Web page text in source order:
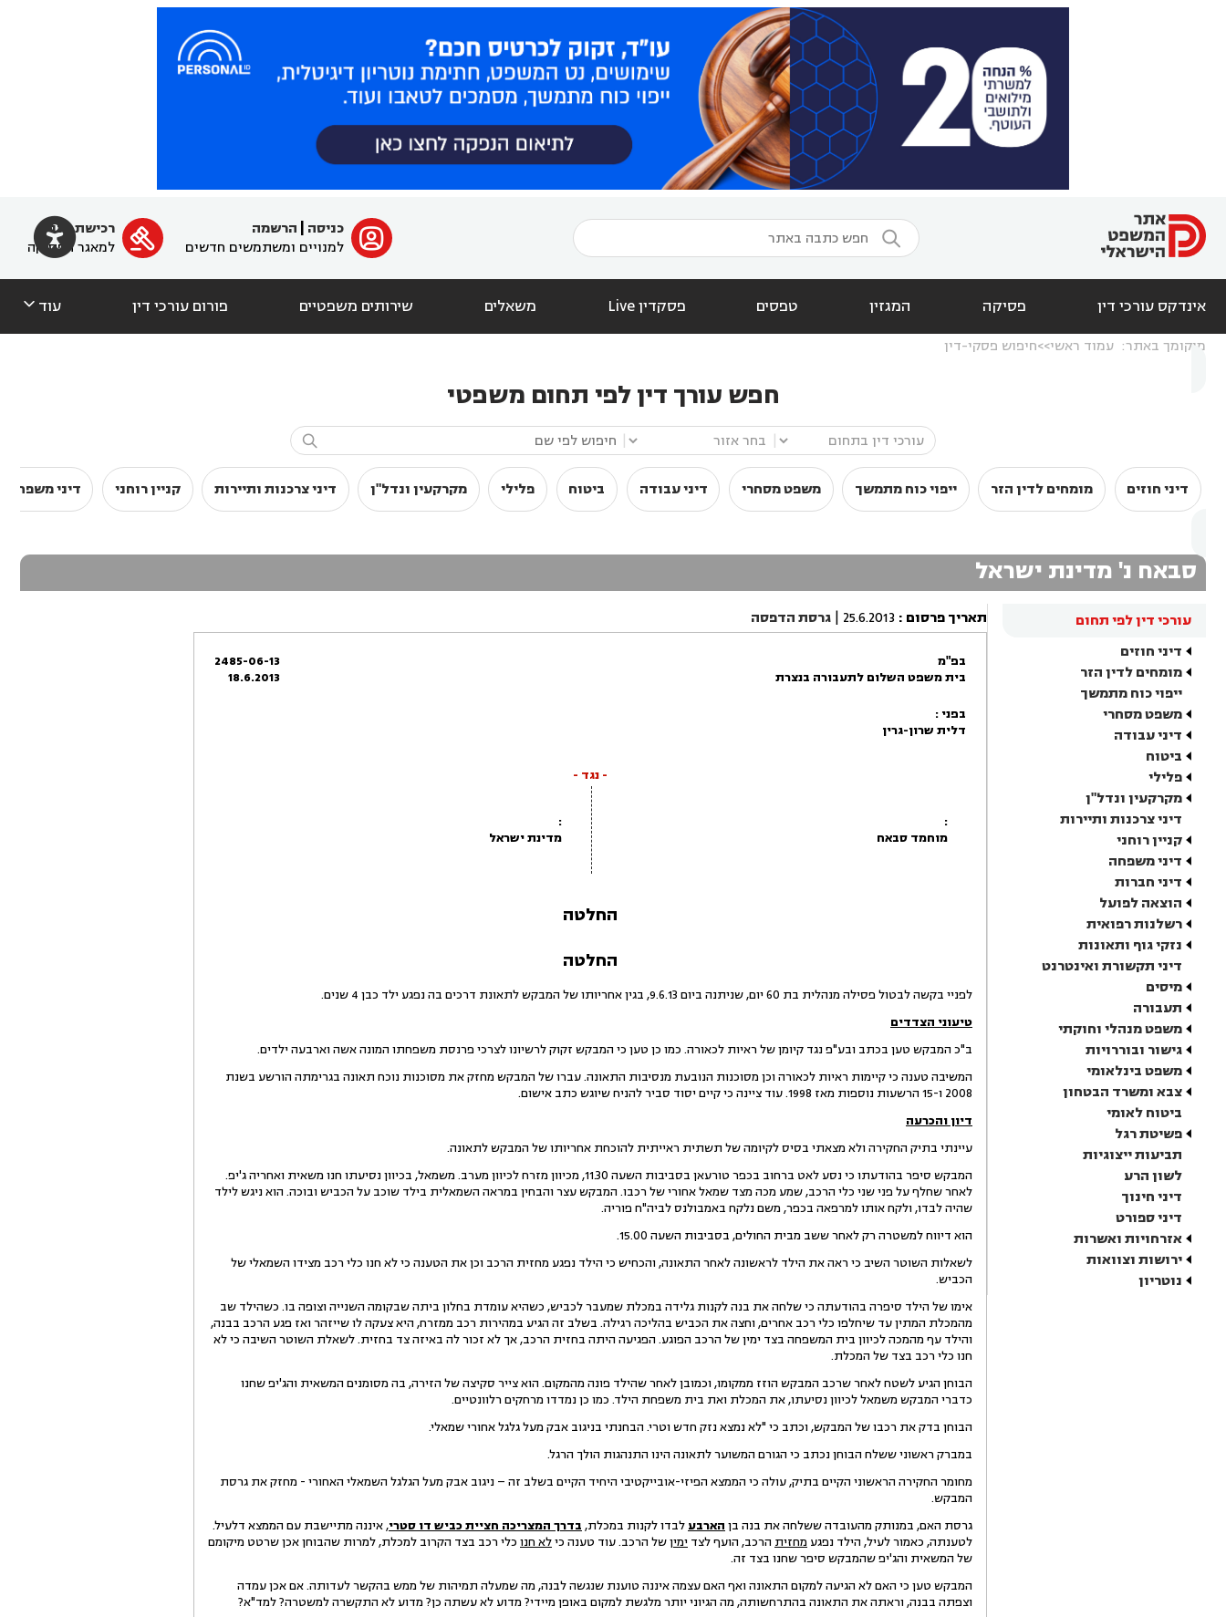
  ﱐ כניסה
הרשמה
למנויים ומשתמשים חדשים

רכישת מנוי
למאגר הפסיקה
אינדקס עורכי דין פסיקה המגזין טפסים פסקדין Live משאלים שירותים משפטיים פורום עורכי דין עוד 
מיקומך באתר: עמוד ראשי חיפוש פסקי-דין
חפש עורך דין לפי תחום משפטי

דיני חוזים מומחים לדין הזר ייפוי כוח מתמשך משפט מסחרי דיני עבודה ביטוח פלילי מקרקעין ונדל"ן דיני צרכנות ותיירות קניין רוחני דיני משפחה
סבאח נ' מדינת ישראל
עורכי דין לפי תחום
דיני חוזים
מומחים לדין הזר
ייפוי כוח מתמשך
משפט מסחרי
דיני עבודה
ביטוח
פלילי
מקרקעין ונדל"ן
דיני צרכנות ותיירות
קניין רוחני
דיני משפחה
דיני חברות
הוצאה לפועל
רשלנות רפואית
נזקי גוף ותאונות
דיני תקשורת ואינטרנט
מיסים
תעבורה
משפט מנהלי וחוקתי
גישור ובוררויות
משפט בינלאומי
צבא ומשרד הבטחון
ביטוח לאומי
פשיטת רגל
תביעות ייצוגיות
לשון הרע
דיני חינוך
דיני ספורט
אזרחויות ואשרות
ירושות וצוואות
נוטריון
תאריך פרסום :
25.6.2013
| גרסת הדפסה
בפ"מ
בית משפט השלום לתעבורה בנצרת
2485-06-13
18.6.2013
בפני :
דלית שרון-גרין
- נגד -
:
מוחמד סבאח
:
מדינת ישראל
החלטה
החלטה
לפניי בקשה לבטול פסילה מנהלית בת 60 יום, שניתנה ביום 9.6.13, בגין אחריותו של המבקש לתאונת דרכים בה נפגע ילד כבן 4 שנים.
טיעוני הצדדים
ב"כ המבקש טען בכתב ובע"פ נגד קיומן של ראיות לכאורה. כמו כן טען כי המבקש זקוק לרשיונו לצרכי פרנסת משפחתו המונה אשה וארבעה ילדים.
המשיבה טענה כי קיימות ראיות לכאורה וכן מסוכנות הנובעת מנסיבות התאונה. עברו של המבקש מחזק את מסוכנות נוכח תאונה בגרימתה הורשע בשנת
2008 ו-15 הרשעות נוספות מאז 1998. עוד ציינה כי קיים יסוד סביר להניח שיוגש כתב אישום.
דיון והכרעה
עיינתי בתיק החקירה ולא מצאתי בסיס לקיומה של תשתית ראייתית להוכחת אחריותו של המבקש לתאונה.
המבקש סיפר בהודעתו כי נסע לאט ברחוב בכפר טורעאן בסביבות השעה 11.30, מכיוון מזרח לכיוון מערב. משמאל, בכיוון נסיעתו חנו משאית ואחריה ג'יפ.
לאחר שחלף על פני שני כלי הרכב, שמע מכה מצד שמאל אחורי של רכבו. המבקש עצר והבחין במראה השמאלית בילד שוכב על הכביש ובוכה. הוא ניגש לילד
שהיה לבדו, ולקח אותו למרפאה בכפר, משם נלקח באמבולנס לביה"ח פוריה.
הוא דיווח למשטרה רק לאחר ששב מבית החולים, בסביבות השעה 15.00.
לשאלות השוטר השיב כי ראה את הילד לראשונה לאחר התאונה, והכחיש כי הילד נפגע מחזית הרכב וכן את הטענה כי לא חנו כלי רכב מצידו השמאלי של
הכביש.
אימו של הילד סיפרה בהודעתה כי שלחה את בנה לקנות גלידה במכלת שמעבר לכביש, כשהיא עומדת בחלון ביתה שבקומה השנייה וצופה בו. כשהילד שב
מהמכלת המתין עד שיחלפו כלי רכב אחרים, וחצה את הכביש בהליכה רגילה. בשלב זה הגיע במהירות רכב ממזרח, היא צעקה לו שייזהר ואז פגע הרכב בבנה,
והילד עף מהמכה לכיוון בית המשפחה בצד ימין של הרכב הפוגע. הפגיעה היתה בחזית הרכב, אך לא זכור לה באיזה צד בחזית. לשאלת השוטר השיבה כי לא
חנו כלי רכב בצד של המכלת.
הבוחן הגיע לשטח לאחר שרכב המבקש הוזז ממקומו, וכמובן לאחר שהילד פונה מהמקום. הוא צייר סקיצה של הזירה, בה מסומנים המשאית והג'יפ שחנו
כדברי המבקש משמאל לכיוון נסיעתו, את המכלת ואת בית משפחת הילד. כמו כן נמדדו מרחקים רלוונטיים.
הבוחן בדק את רכבו של המבקש, וכתב כי "לא נמצא נזק חדש וטרי. הבחנתי בניגוב אבק מעל גלגל אחורי שמאלי.
במברק ראשוני ששלח הבוחן נכתב כי הגורם המשוער לתאונה הינו התנהגות הולך הרגל.
מחומר החקירה הראשוני הקיים בתיק, עולה כי הממצא הפיזי-אובייקטיבי היחיד הקיים בשלב זה – ניגוב אבק מעל הגלגל השמאלי האחורי - מחזק את גרסת
המבקש.
גרסת האם, במנותק מהעובדה ששלחה את בנה בן הארבע לבדו לקנות במכלת, בדרך המצריכה חציית כביש דו סטרי, איננה מתיישבת עם הממצא דלעיל.
לטענתה, כאמור לעיל, הילד נפגע מחזית הרכב, הועף לצד ימיןשל הרכב. עוד טענה כילא חנו כלי רכב בצד הקרוב למכלת, למרות שהבוחן אכן שרטט מיקומם
של המשאית והג'יפ שהמבקש סיפר שחנו בצד זה.
המבקש טען כי האם לא הגיעה למקום התאונה ואף האם עצמה איננה טוענת שנגשה לבנה, מה שמעלה תמיהות של ממש בהקשר לעדותה. אם אכן עמדה
וצפתה בבנה, וראתה את התאונה בהתרחשותה, מה הגיוני יותר מלגשת למקום באופן מיידי? מדוע לא עשתה כן? מדוע לא התקשרה למשטרה? למד"א?